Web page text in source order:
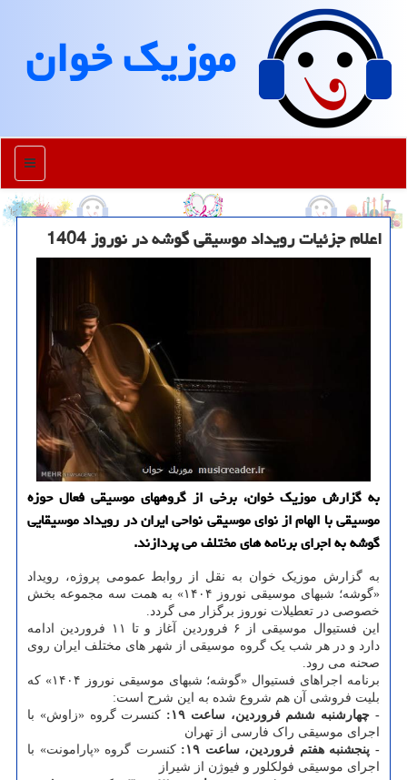
موزیك خوان
منو
اعلام جزئیات رویداد موسیقی گوشه در نوروز 1404
به گزارش موزیک خوان، برخی از گروههای موسیقی فعال حوزه
موسیقی با الهام از نوای موسیقی نواحی ایران در رویداد موسیقایی
گوشه به اجرای برنامه های مختلف می پردازند.
به گزارش موزیک خوان به نقل از روابط عمومی پروژه، رویداد
«گوشه؛ شبهای موسیقی نوروز ۱۴۰۴» به همت سه مجموعه بخش
خصوصی در تعطیلات نوروز برگزار می گردد.
این فستیوال موسیقی از ۶ فروردین آغاز و تا ۱۱ فروردین ادامه
دارد و در هر شب یک گروه موسیقی از شهر های مختلف ایران روی
صحنه می رود.
برنامه اجراهای فستیوال «گوشه؛ شبهای موسیقی نوروز ۱۴۰۴» که
بلیت فروشی آن هم شروع شده به این شرح است:
- چهارشنبه ششم فروردین، ساعت ۱۹:
کنسرت گروه «زاوش» با
اجرای موسیقی راک فارسی از تهران
- پنجشنبه هفتم فروردین، ساعت ۱۹:
کنسرت گروه «پارامونت» با
اجرای موسیقی فولکلور و فیوژن از شیراز